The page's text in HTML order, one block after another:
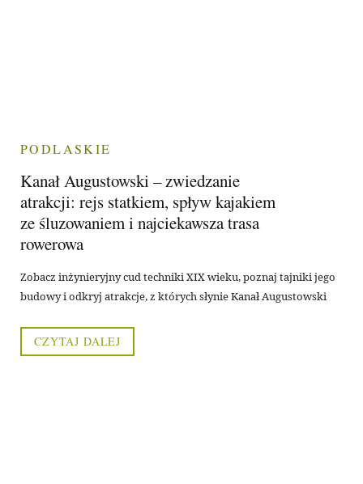
PODLASKIE
Kanał Augustowski – zwiedzanie
atrakcji: rejs statkiem, spływ kajakiem
ze śluzowaniem i najciekawsza trasa
rowerowa
Zobacz inżynieryjny cud techniki XIX wieku, poznaj tajniki jego
budowy i odkryj atrakcje, z których słynie Kanał Augustowski
CZYTAJ DALEJ